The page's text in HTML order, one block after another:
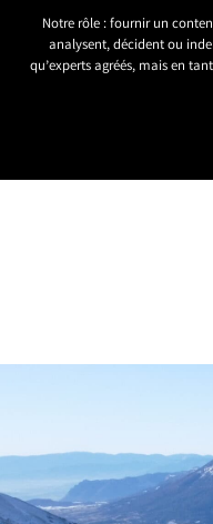
Notre rôle : fournir un
analysent, décident ou
qu’experts agréés, mais en